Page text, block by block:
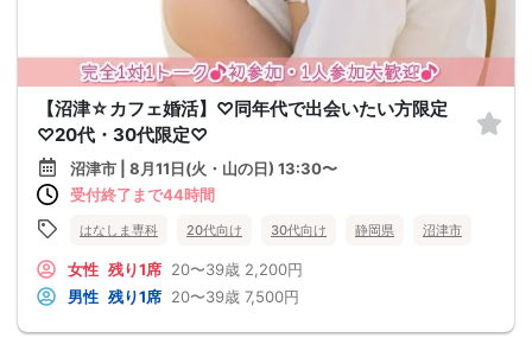
【沼津☆カフェ婚活】♡同年代で出会いたい方限定
♡20代・30代限定♡
沼津市 | 8月11日(火・山の日) 13:30〜
受付終了まで44時間
はなしま専科 20代向け 30代向け 静岡県 沼津市
女性 残り1席 20〜39歳 2,200円
男性 残り1席 20〜39歳 7,500円